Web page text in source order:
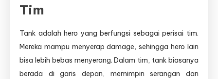
Tim
Tank adalah hero yang berfungsi sebagai perisai tim.
Mereka mampu menyerap damage, sehingga hero lain
bisa lebih bebas menyerang. Dalam tim, tank biasanya
berada di garis depan, memimpin serangan dan